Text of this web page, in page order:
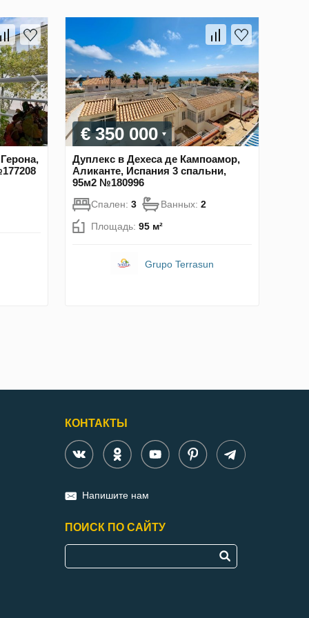
€ 350 000
Дуплекс в Дехеса де Кампоамор,
Аликанте, Испания 3 спальни,
95м2 №180996
Спален: 3 Ванных: 2
Площадь: 95 м²
Grupo Terrasun
КОНТАКТЫ
Напишите нам
ПОИСК ПО САЙТУ